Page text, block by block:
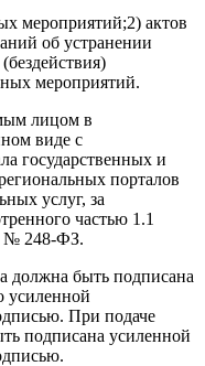
мероприятий;2) актов
об устранении
мероприятий.
лицом в
виде с
государственных и
порталов
услуг, за
частью 1.1
№ 248-ФЗ.
должна быть подписана
усиленной
При подаче
подписана усиленной